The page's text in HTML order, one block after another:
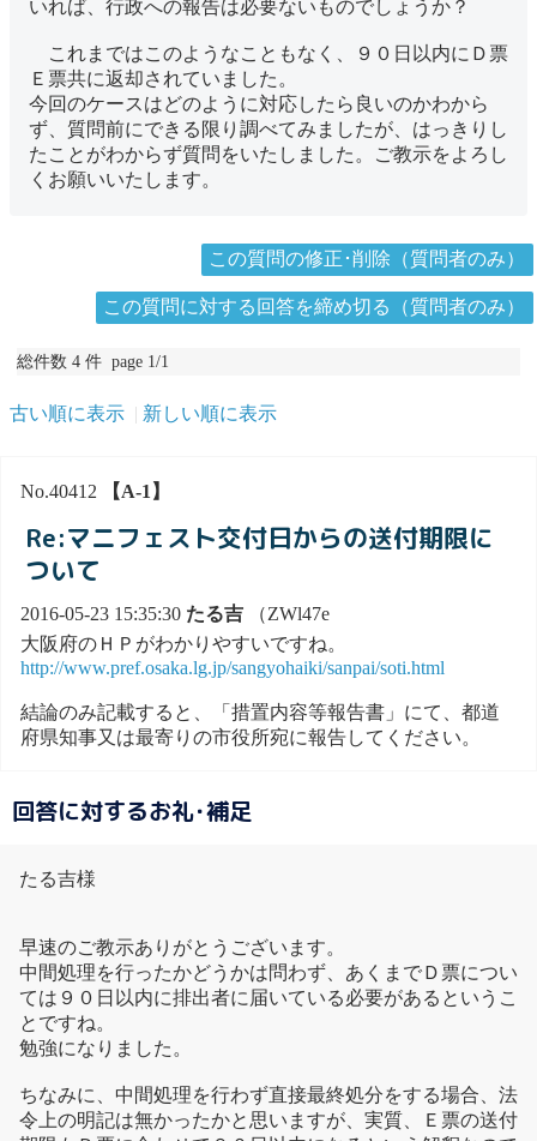
いれば、行政への報告は必要ないものでしょうか？
これまではこのようなこともなく、９０日以内にＤ票
Ｅ票共に返却されていました。
今回のケースはどのように対応したら良いのかわから
ず、質問前にできる限り調べてみましたが、はっきりし
たことがわからず質問をいたしました。ご教示をよろし
くお願いいたします。
この質問の修正･削除（質問者のみ）
この質問に対する回答を締め切る（質問者のみ）
総件数 4 件 page 1/1
古い順に表示 新しい順に表示
No.40412 【A-1】
Re:マニフェスト交付日からの送付期限に
ついて
2016-05-23 15:35:30 たる吉 （ZWl47e
大阪府のＨＰがわかりやすいですね。
http://www.pref.osaka.lg.jp/sangyohaiki/sanpai/soti.html
結論のみ記載すると、「措置内容等報告書」にて、都道
府県知事又は最寄りの市役所宛に報告してください。
回答に対するお礼･補足
たる吉様
早速のご教示ありがとうございます。
中間処理を行ったかどうかは問わず、あくまでＤ票につい
ては９０日以内に排出者に届いている必要があるというこ
とですね。
勉強になりました。
ちなみに、中間処理を行わず直接最終処分をする場合、法
令上の明記は無かったかと思いますが、実質、Ｅ票の送付